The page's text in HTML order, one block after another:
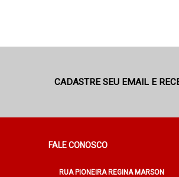
CADASTRE SEU EMAIL E
FALE CONOSCO
RUA PIONEIRA REGINA MARSON